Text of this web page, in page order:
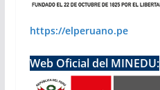
https://elperuano.pe
Web Oficial del MINEDU: